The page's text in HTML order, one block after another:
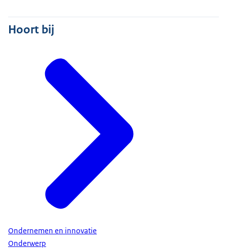
Hoort bij
Ondernemen en innovatie
Onderwerp